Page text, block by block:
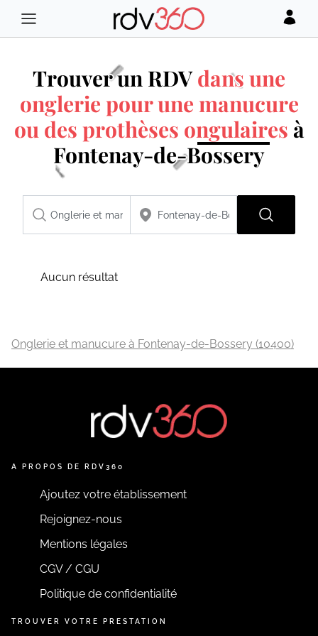
Trouver un RDVdans une
onglerie pour une manucure
ou des prothèses ongulaires à
Fontenay-de-Bossery
Aucun résultat
Onglerie et manucure à Fontenay-de-Bossery (10400)
A PROPOS DE RDV360
Ajoutez votre établissement
Rejoignez-nous
Mentions légales
CGV / CGU
Politique de confidentialité
TROUVER VOTRE PRESTATION